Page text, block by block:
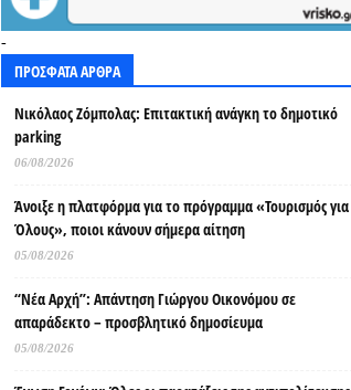
-
ΠΡΟΣΦΑΤΑ ΑΡΘΡΑ
Νικόλαος Ζόμπολας: Επιτακτική ανάγκη το δημοτικό
parking
06/08/2026
Άνοιξε η πλατφόρμα για το πρόγραμμα «Τουρισμός για
Όλους», ποιοι κάνουν σήμερα αίτηση
05/08/2026
“Νέα Αρχή”: Απάντηση Γιώργου Οικονόμου σε
απαράδεκτο – προσβλητικό δημοσίευμα
05/08/2026